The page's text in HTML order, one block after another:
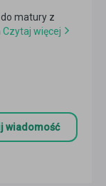
matury z
Czytaj więcej
wiadomość